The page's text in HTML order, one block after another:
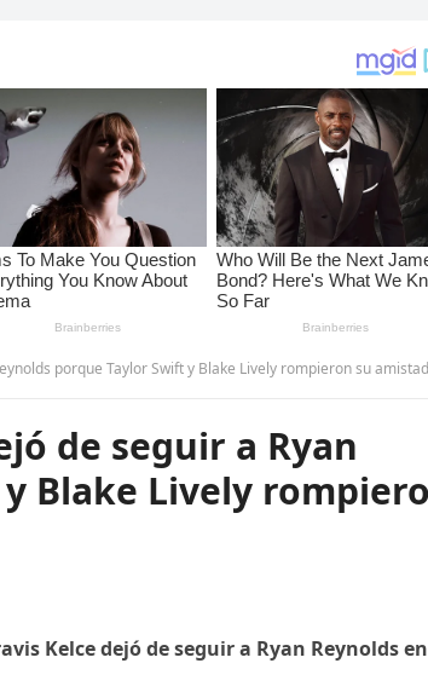
porque Taylor Swift y Blake Lively rompieron su amistad. -
de seguir a Ryan
Blake Lively
Kelce dejó de seguir a Ryan Reynolds en